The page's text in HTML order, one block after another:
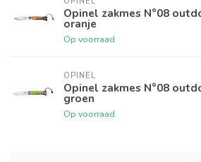
Opinel zakmes N°08
oranje
Op voorraad
OPINEL
Opinel zakmes N°08
groen
Op voorraad